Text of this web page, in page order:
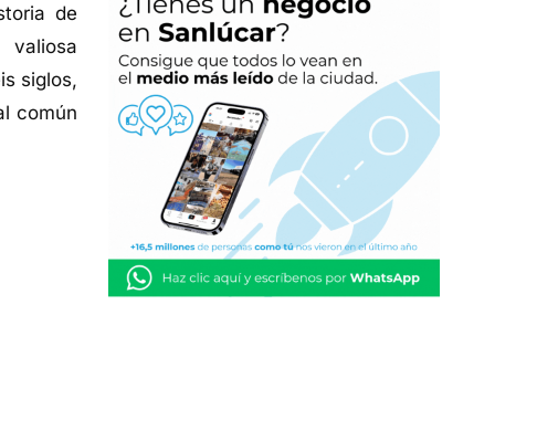
de
valiosa
siglos,
común